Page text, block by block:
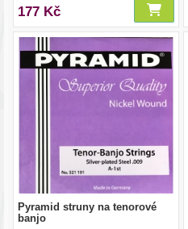
177 Kč
Pyramid struny na tenorové
banjo